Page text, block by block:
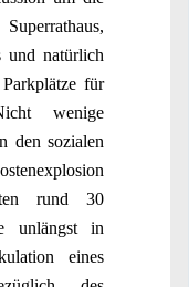
und natürlich
für
wenige
den sozialen
rund 30
unlängst in
eines